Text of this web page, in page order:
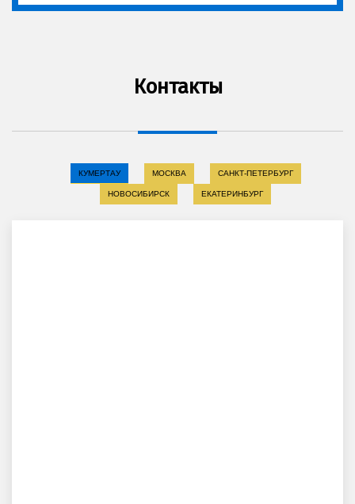
Контакты
КУМЕРТАУ МОСКВА САНКТ-ПЕТЕРБУРГ
НОВОСИБИРСК ЕКАТЕРИНБУРГ